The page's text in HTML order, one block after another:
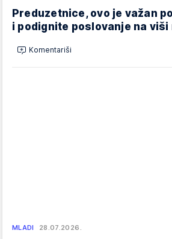
Preduzetnice, ovo je važan
i podignite poslovanje na viši
Komentariši
MLADI 28.07.2026.